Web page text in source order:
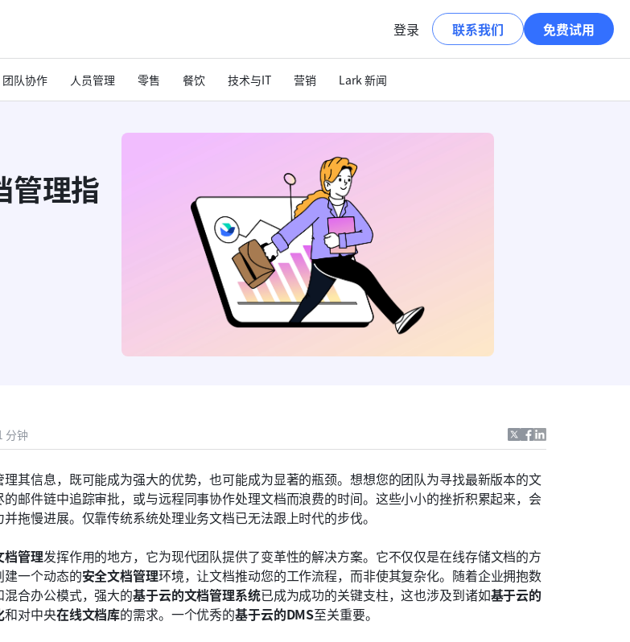
登录 联系我们 免费试用
团队协作 人员管理 零售 餐饮 技术与IT 营销 Lark 新闻
管理指
分钟
理其信息，既可能成为强大的优势，也可能成为显著的瓶颈。想想您的团队为寻找最新版本的文
的邮件链中追踪审批，或与远程同事协作处理文档而浪费的时间。这些小小的挫折积累起来，会
并拖慢进展。仅靠传统系统处理业务文档已无法跟上时代的步伐。
档管理发挥作用的地方，它为现代团队提供了变革性的解决方案。它不仅仅是在线存储文档的方
建一个动态的安全文档管理环境，让文档推动您的工作流程，而非使其复杂化。随着企业拥抱数
混合办公模式，强大的基于云的文档管理系统已成为成功的关键支柱，这也涉及到诸如基于云的
和对中央在线文档库的需求。一个优秀的基于云的DMS至关重要。